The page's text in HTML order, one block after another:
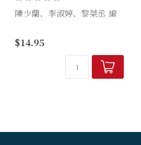
陳少蘭、李淑婷、黎桀丞 編
今天的華人基督徒姊妹而編
寫，嘗試結合靈修與輔導，協
助讀者一方面汲取真理的力
量，一方面學習應付人生不
$14.95